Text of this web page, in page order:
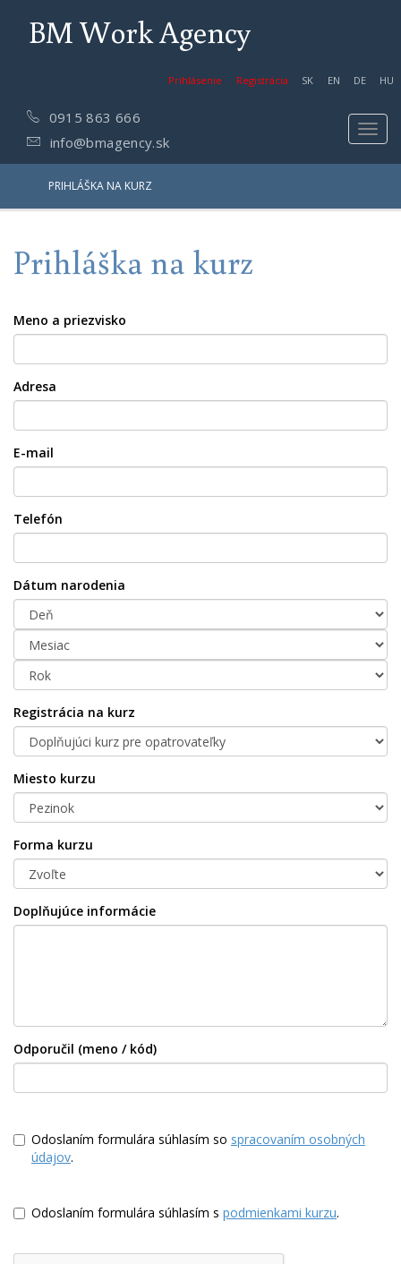
BM Work Agency
Prihlásenie Registrácia SK EN DE HU
0915 863 666
info@bmagency.sk
PRIHLÁŠKA NA KURZ
Prihláška na kurz
Meno a priezvisko
Adresa
E-mail
Telefón
Dátum narodenia
Registrácia na kurz
Miesto kurzu
Forma kurzu
Doplňujúce informácie
Odporučil (meno / kód)
Odoslaním formulára súhlasím so spracovaním osobných
údajov.
Odoslaním formulára súhlasím s podmienkami kurzu.